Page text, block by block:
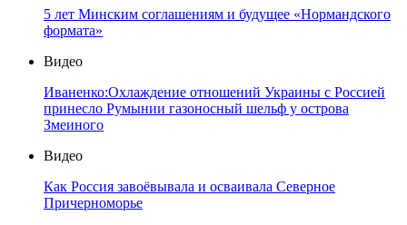
5 лет Минским соглашениям и будущее «Нормандского
формата»
Видео
Иваненко:Охлаждение отношений Украины с Россией
принесло Румынии газоносный шельф у острова
Змеиного
Видео
Как Россия завоёвывала и осваивала Северное
Причерноморье